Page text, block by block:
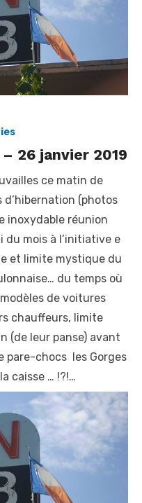
26 janvier 2019
ce matin de
d’hibernation (photos
inoxydable réunion
mois à l’initiative e
et limite mystique du
du temps où
de voitures
chauffeurs, limite
(de leur panse) avant
pare-chocs les Gorges
caisse … !?!…